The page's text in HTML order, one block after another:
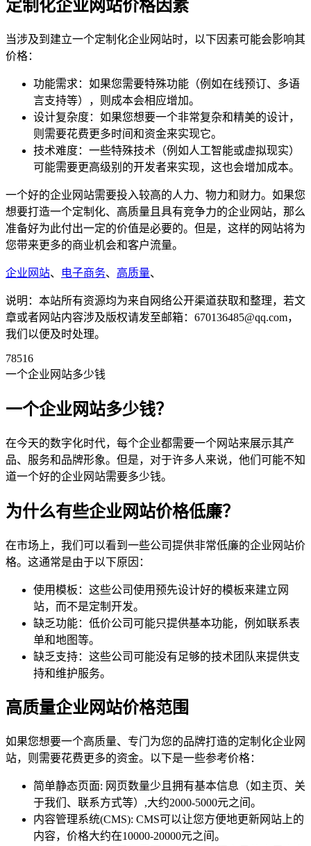
定制化企业网站价格因素
当涉及到建立一个定制化企业网站时，以下因素可能会影响其
价格：
功能需求：如果您需要特殊功能（例如在线预订、多语
言支持等），则成本会相应增加。
设计复杂度：如果您想要一个非常复杂和精美的设计，
则需要花费更多时间和资金来实现它。
技术难度：一些特殊技术（例如人工智能或虚拟现实）
可能需要更高级别的开发者来实现，这也会增加成本。
一个好的企业网站需要投入较高的人力、物力和财力。如果您
想要打造一个定制化、高质量且具有竞争力的企业网站，那么
准备好为此付出一定的价值是必要的。但是，这样的网站将为
您带来更多的商业机会和客户流量。
企业网站、 电子商务、 高质量、
说明：本站所有资源均为来自网络公开渠道获取和整理，若文
章或者网站内容涉及版权请发至邮箱：670136485@qq.com，
我们以便及时处理。
78516
一个企业网站多少钱
一个企业网站多少钱？
在今天的数字化时代，每个企业都需要一个网站来展示其产
品、服务和品牌形象。但是，对于许多人来说，他们可能不知
道一个好的企业网站需要多少钱。
为什么有些企业网站价格低廉？
在市场上，我们可以看到一些公司提供非常低廉的企业网站价
格。这通常是由于以下原因：
使用模板：这些公司使用预先设计好的模板来建立网
站，而不是定制开发。
缺乏功能：低价公司可能只提供基本功能，例如联系表
单和地图等。
缺乏支持：这些公司可能没有足够的技术团队来提供支
持和维护服务。
高质量企业网站价格范围
如果您想要一个高质量、专门为您的品牌打造的定制化企业网
站，则需要花费更多的资金。以下是一些参考价格：
简单静态页面: 网页数量少且拥有基本信息（如主页、关
于我们、联系方式等）,大约2000-5000元之间。
内容管理系统(CMS): CMS可以让您方便地更新网站上的
内容，价格大约在10000-20000元之间。